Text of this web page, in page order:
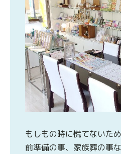
もしもの時に慌てないた
前準備の事、家族葬の事